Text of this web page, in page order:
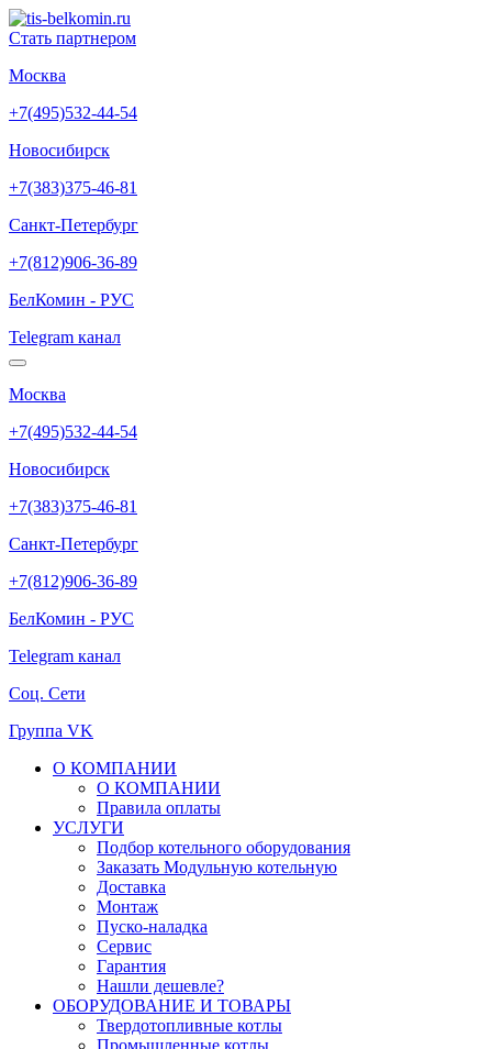
Стать партнером
Москва
+7(495)532-44-54
Новосибирск
+7(383)375-46-81
Санкт-Петербург
+7(812)906-36-89
БелКомин - РУС
Telegram канал
Москва
+7(495)532-44-54
Новосибирск
+7(383)375-46-81
Санкт-Петербург
+7(812)906-36-89
БелКомин - РУС
Telegram канал
Соц. Сети
Группа VK
О КОМПАНИИ
О КОМПАНИИ
Правила оплаты
УСЛУГИ
Подбор котельного оборудования
Заказать Модульную котельную
Доставка
Монтаж
Пуско-наладка
Сервис
Гарантия
Нашли дешевле?
ОБОРУДОВАНИЕ И ТОВАРЫ
Твердотопливные котлы
Промышленные котлы